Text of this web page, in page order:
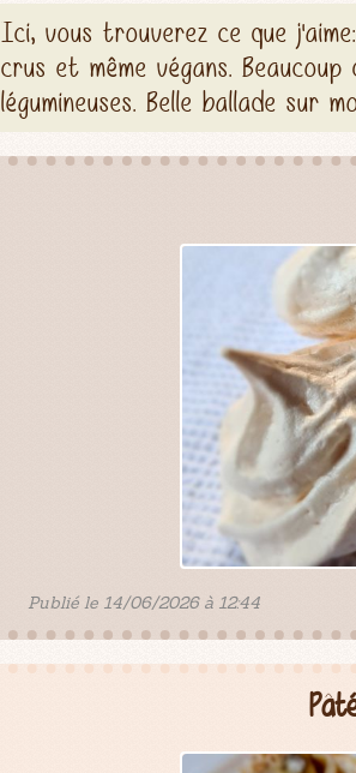
Ici, vous trouverez ce que
crus et même végans.
légumineuses. Belle ballade sur
Publié le 14/06/2026 à 12:44